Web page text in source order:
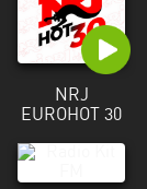
NRJ
EUROHOT 30